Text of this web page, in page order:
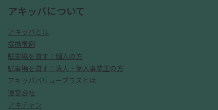
アキッパについて
アキッパとは
提携事例
駐車場を貸す：個人の方
駐車場を貸す：法人・個人事業主の方
アキッパバリュープラスとは
運営会社
アキチャン